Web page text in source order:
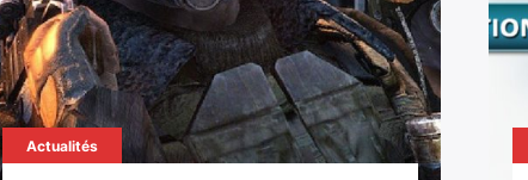
Actualités